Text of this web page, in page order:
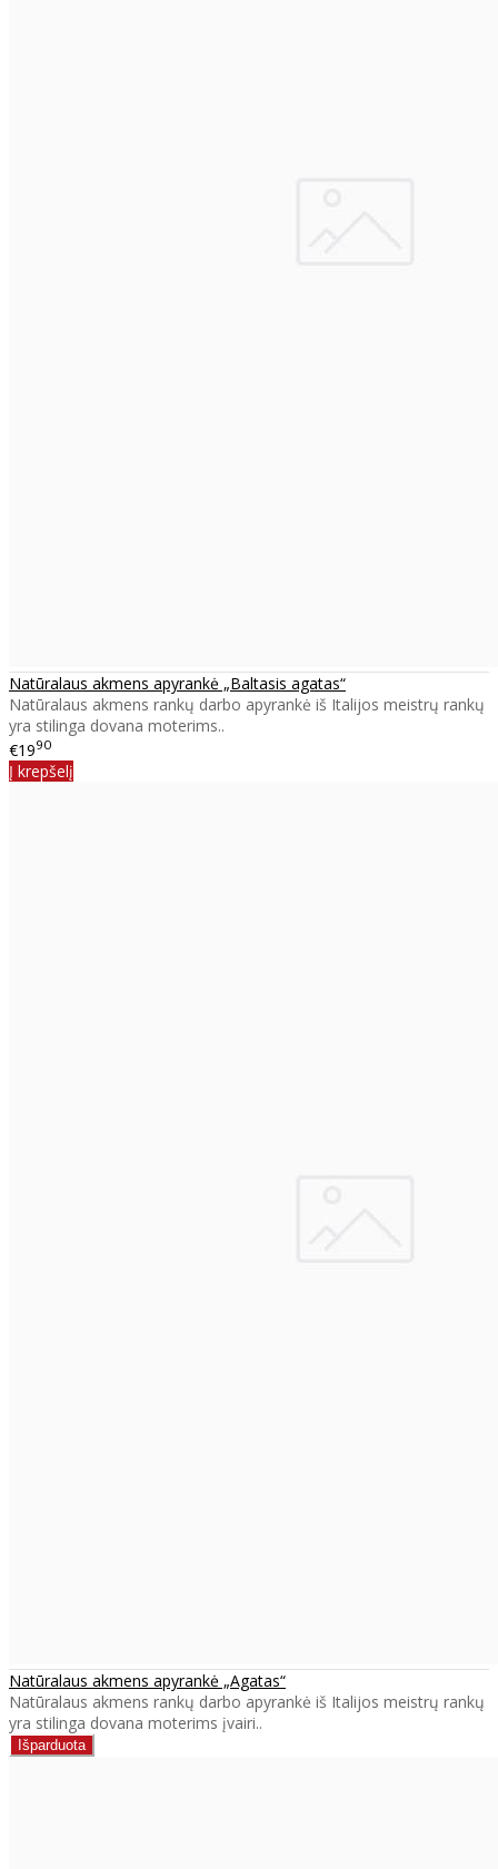
Natūralaus akmens apyrankė „Baltasis agatas“
Natūralaus akmens rankų darbo apyrankė iš Italijos meistrų rankų
yra stilinga dovana moterims..
€1990
Į krepšelį
Natūralaus akmens apyrankė „Agatas“
Natūralaus akmens rankų darbo apyrankė iš Italijos meistrų rankų
yra stilinga dovana moterims įvairi..